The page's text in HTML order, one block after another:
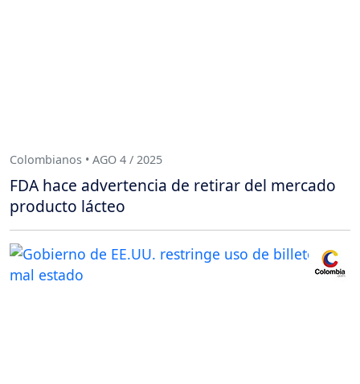
Colombianos • AGO 4 / 2025
FDA hace advertencia de retirar del mercado
producto lácteo